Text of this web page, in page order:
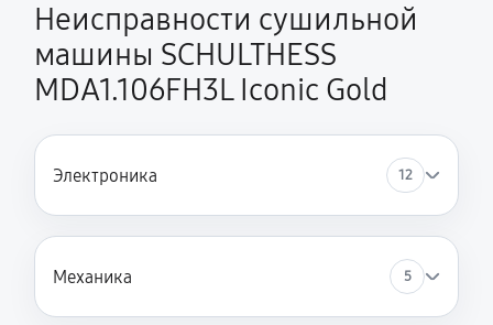
Неисправности сушильной
машины SCHULTHESS
MDA1.106FH3L Iconic Gold
Электроника 12
Механика 5